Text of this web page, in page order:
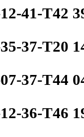
41-T42
37-T20
37-T44
36-T46